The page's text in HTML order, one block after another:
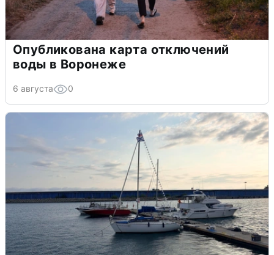
Опубликована карта отключений
воды в Воронеже
6 августа 0